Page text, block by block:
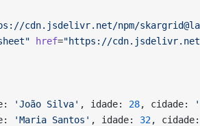
cdn.jsdelivr.net/npm/
href="https://
'João Silva' , idade: 28, cidade:
'Maria Santos' , idade: 32,